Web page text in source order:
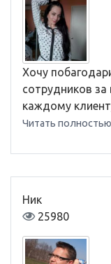
Хочу
сотрудников
каждому
Читать полностью
Ник
25980